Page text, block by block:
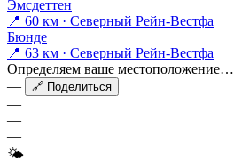
Эмсдеттен
📍 60 км · Северный Рейн-Вестфа
Бюнде
📍 63 км · Северный Рейн-Вестфа
Определяем ваше местоположение…
—
🔗 Поделиться
—
—
—
🌤